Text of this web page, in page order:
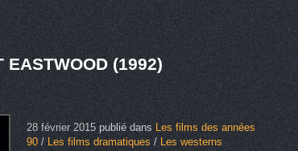
EASTWOOD (1992)
28 février 2015 publié dansLes films des années
90/ Les films dramatiques / Les westerns